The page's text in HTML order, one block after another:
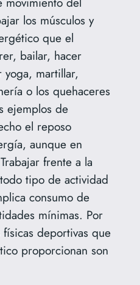
los músculos y
que el
bailar, hacer
martillar,
o los quehaceres
ejemplos de
el reposo
aunque en
frente a la
tipo de actividad
consumo de
mínimas. Por
deportivas que
proporcionan son